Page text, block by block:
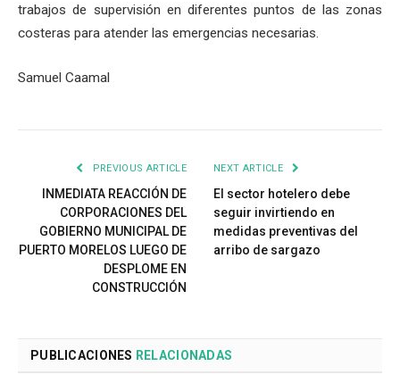
trabajos de supervisión en diferentes puntos de las zonas
costeras para atender las emergencias necesarias.
Samuel Caamal
PREVIOUS ARTICLE
INMEDIATA REACCIÓN DE
CORPORACIONES DEL
GOBIERNO MUNICIPAL DE
PUERTO MORELOS LUEGO DE
DESPLOME EN
CONSTRUCCIÓN
NEXT ARTICLE
El sector hotelero debe
seguir invirtiendo en
medidas preventivas del
arribo de sargazo
PUBLICACIONES RELACIONADAS